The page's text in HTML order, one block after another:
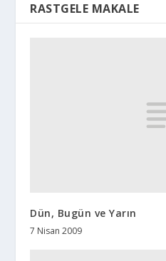
RASTGELE MAKALE
Dün, Bugün ve Yarın
7 Nisan 2009